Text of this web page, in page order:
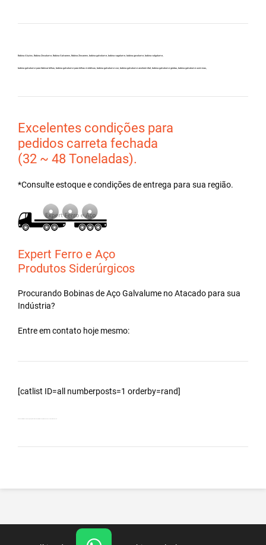
Bobina Aluzinc, Bobina Zincalume, Bobina Galvanew, Bobina Zincanew, bobina galvolume, bobina vagalume, bobina gavolume, bobina valgalume,
bobina galvalume para fabricar telhas, bobina galvalume para telhas metálicas, bobina galvalume csn, bobina galvalume arcelormittal, bobina galvalume gerdau, bobina galvalume usiminas,
Excelentes condições para
pedidos carreta fechada
(32 ~ 48 Toneladas).
*Consulte estoque e condições de entrega para sua região.
Expert Ferro e Aço
Produtos Siderúrgicos
Procurando Bobinas deAço Galvalume noAtacado para sua
Indústria?
Entre em contato hoje mesmo:
[catlist ID=all numberposts=1 orderby=rand]